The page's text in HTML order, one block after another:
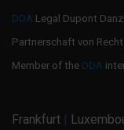
DDA Legal Dupont
Partnerschaft von
Member of the DDA
Frankfurt |